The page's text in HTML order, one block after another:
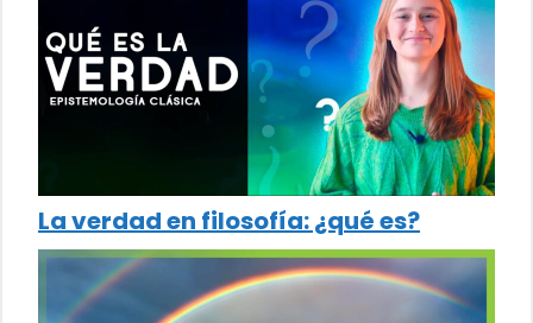
La verdad en filosofía: ¿qué es?